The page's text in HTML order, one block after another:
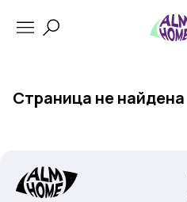
Страница не найдена